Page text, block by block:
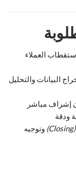
العملاء
البيانات والتحليل
إشراف مباشر
ودقة
(Closing)
وتوجيه